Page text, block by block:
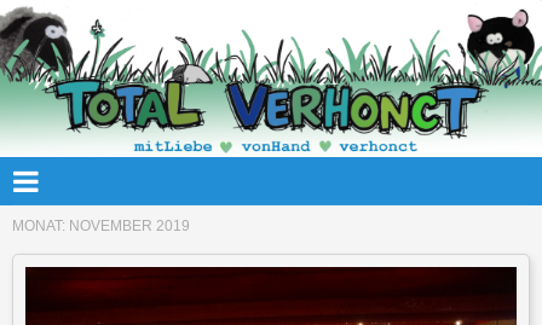
MONAT: NOVEMBER 2019